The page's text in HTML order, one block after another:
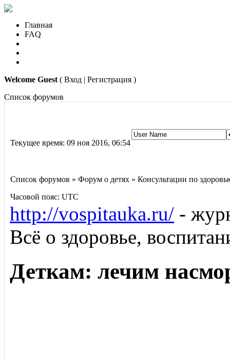
Главная
FAQ
Welcome Guest ( Вход | Регистрация )
Список форумов
Текущее время: 09 ноя 2016, 06:54
Список форумов » Форум о детях » Консультации по
Часовой пояс: UTC
http://vospitauka.ru/ -
Всё о здоровье,
Деткам: лечим